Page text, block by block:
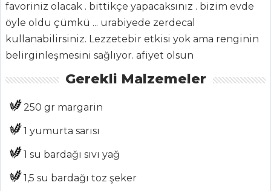
Haber
ŞEFİN TARİFLERİ
Tüm
Kategoriler
MEZELER
Şakşuka
favoriniz olacak . bittikçe yapacaksınız . bizim evde
öyle oldu çümkü ... urabiyede zerdecal
kullanabilirsiniz. Lezzetebir etkisi yok ama renginin
belirginleşmesini sağlıyor. afiyet olsun
Gerekli Malzemeler
250 gr margarin
1 yumurta sarısı
1 su bardağı sıvı yağ
1,5 su bardağı toz şeker